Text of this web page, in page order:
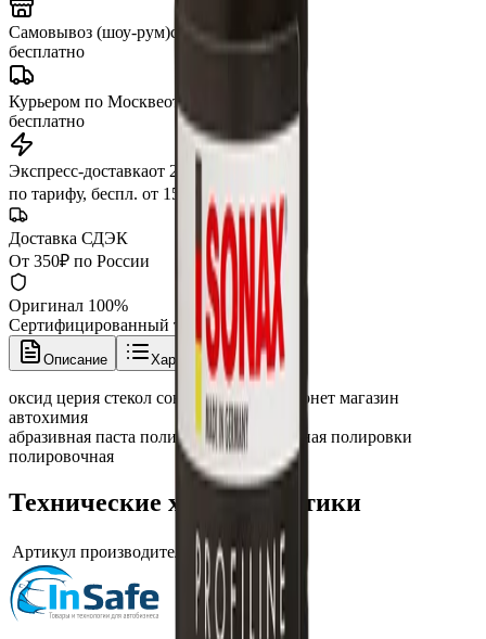
Самовывоз (шоу-рум)сегодня
бесплатно
Курьером по Москвеот 3 часов
бесплатно
Экспресс-доставкаот 2 часов
по тарифу, беспл. от 15 000 ₽
Доставка СДЭК
От 350₽ по России
Оригинал 100%
Сертифицированный товар
Описание Характеристики
оксид церия стекол сонакс купить интернет магазин
автохимия
абразивная паста полироль полировальная полировки
полировочная
Технические характеристики
Артикул производителя 273141